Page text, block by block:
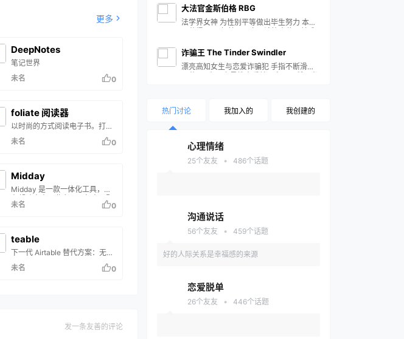
更多
DeepNotes
笔记世界
未名
0
foliate 阅读器
以时尚的方式阅读电子书。打开
EPUB、Mobipocket、Kindle、
FB2、CBZ 和 PDF 文件。以分
件会自动隐藏以最大程度地减少
干扰。 轻松导航。使用 1：1 触
摸板和触摸屏手势翻页。查看目
录，或使用侧边栏中的 Find in
book （在书中查找） 功能。使
未名 0
Midday
Midday 是一款一体化工具，旨
在帮助自由职业者、承包商、顾
问和独立企业家更有效地管理他
个紧密结合的系统中。 特征 时
间跟踪： 允许对项目进行实时跟
踪，以提高生产力和协作，提供
有洞察力的项目概述。 发票：即
将推出的功能，将使用户能够创
未名 0
teable
下一代 Airtable 替代方案：无代
码 Postgres
未名 0
发一条友善的评论
再足够。导演更希望借由纪录片寻找及提出
解决方案，并试图调和各个性别中的流动性
和更实质性的问…
双面人生：生前才华横溢，却默默无闻做了
40年保姆，去世后留下10万多张芝加哥街
景和街头人像底片，2007年在一场拍卖会
的摄影师之一。 作品集：
大法官金斯伯格 RBG
法学界女神 为性别平等做出毕生努力 本片
者。84岁高龄的美国最高法大法官鲁斯·巴
德·金斯堡是一位受到各国人士尊敬的传
奇。常被简称为RBG的金斯堡大法官已经
院后，她结识了丈…
诈骗王 The Tinder Swindler
漂亮高知女生与恋爱诈骗犯 手指不断滑过
个国际商人满嘴谎言时，为时已晚。他骗走
标，一旦她们联合起来，她们就不再是受害
者：Tinder 诈骗王有了难缠的对手。这部
引人入胜的纪录长…
热门讨论 我加入的 我创建的
心理情绪
25个友友 • 486个话题
沟通说话
56个友友 • 459个话题
好的人际关系是幸福感的来源
恋爱脱单
26个友友 • 446个话题